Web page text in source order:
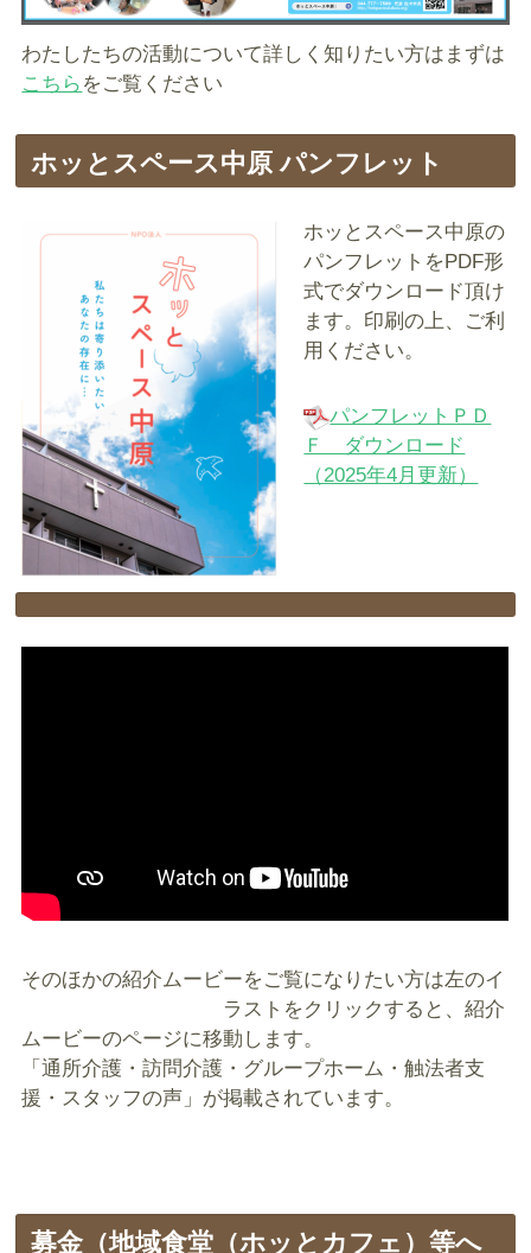
わたしたちの活動について詳しく知りたい方はまずは
こちら をご覧ください
ホッとスペース中原 パンフレット
ホッとスペース中原の
パンフレットをPDF形
式でダウンロード頂け
ます。印刷の上、ご利
用ください。
パンフレットＰＤ
Ｆ ダウンロード
（2025年4月更新）
そのほかの紹介ムービーをご覧になりたい方は左のイ
ラストをクリックすると、紹介
ムービーのページに移動します。
「通所介護・訪問介護・グループホーム・触法者支
援・スタッフの声」が掲載されています。
募金（地域食堂（ホッとカフェ）等へ